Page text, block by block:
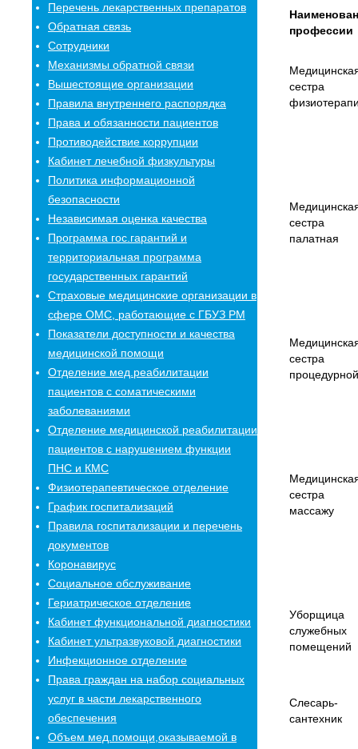
Перечень лекарственных препаратов
Обратная связь
Сотрудники
Механизмы обратной связи
Вышестоящие организации
Правила внутреннего распорядка
Права и обязанности пациентов
Противодействие коррупции
Кабинет лечебной физкультуры
Политика информационной
безопасности
Независимая оценка качества
Программа гос.гарантий и
территориальная программа
государственных гарантий
Страховые медицинские организации в
сфере ОМС, работающие с ГБУЗ РМ
Показатели доступности и качества
медицинской помощи
Отделение мед.реабилитации
пациентов с соматическими
заболеваниями
Отделение медицинской реабилитации
пациентов с нарушением функции
ПНС и КМС
Физиотерапевтическое отделение
График госпитализаций
Правила госпитализации и перечень
документов
Коронавирус
Социальное обслуживание
Гериатрическое отделение
Кабинет функциональной диагностики
Кабинет ультразвуковой диагностики
Инфекционное отделение
Права граждан на набор социальных
услуг в части лекарственного
обеспечения
Объем мед.помощи,оказываемой в
профессии
сестра
сестра
палатная
сестра
процедурной
сестра
массажу
Уборщица
служебных
помещений
Слесарь-
сантехник